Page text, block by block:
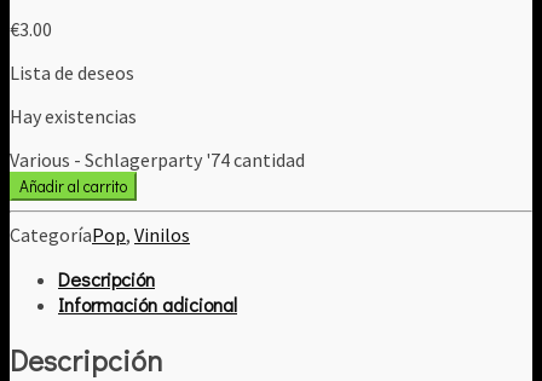
€3.00
Lista de deseos
Hay existencias
Various - Schlagerparty '74 cantidad
Añadir al carrito
CategoríaPop, Vinilos
Descripción
Información adicional
Descripción